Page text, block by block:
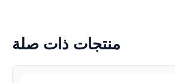
منتجات ذات صلة